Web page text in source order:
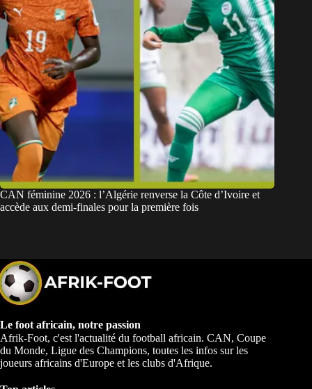
CAN féminine 2026 : l’Algérie renverse la Côte d’Ivoire et
accède aux demi-finales pour la première fois
Le foot africain, notre passion
Afrik-Foot, c'est l'actualité du football africain. CAN, Coupe
du Monde, Ligue des Champions, toutes les infos sur les
joueurs africains d'Europe et les clubs d'Afrique.